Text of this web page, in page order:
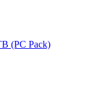
(PC Pack)